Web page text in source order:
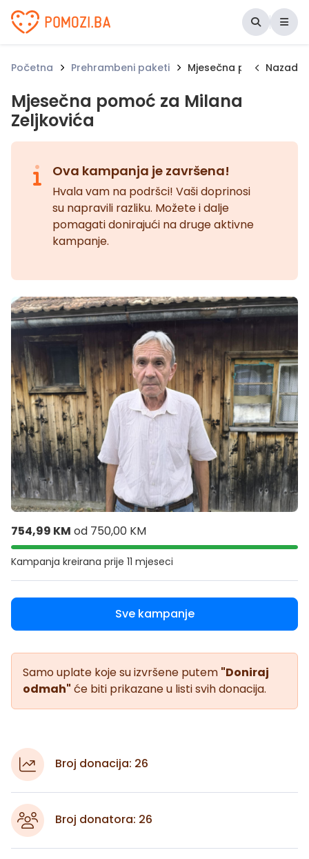
Udruženje Pomozi.ba
Početna Prehrambeni paketi Mjesečna pomoć za
Nazad
Mjesečna pomoć za Milana
Zeljkovića
Ova kampanja je završena!
Hvala vam na podršci! Vaši doprinosi
su napravili razliku. Možete i dalje
pomagati donirajući na druge aktivne
kampanje.
754,99 KM od 750,00 KM
Kampanja kreirana prije 11 mjeseci
Sve kampanje
Samo uplate koje su izvršene putem "Doniraj
odmah" će biti prikazane u listi svih donacija.
Broj donacija: 26
Broj donatora: 26